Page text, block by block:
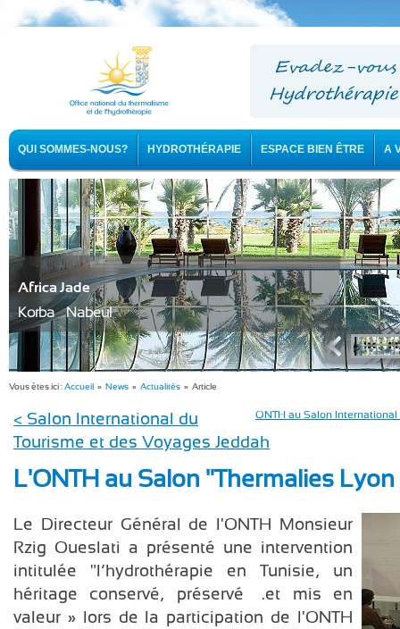
QUI SOMMES-NOUS? HYDROTHÉRAPIE ESPACE BIEN ÊTRE A
Africa Jade
Korba - Nabeul
Vous êtes ici :Accueil » News » Actualités » Article
ONTH au Salon
< Salon International du
Tourisme et des Voyages Jeddah
L'ONTH au Salon "Thermalies Lyon
Le Directeur Général de l'ONTH Monsieur
Rzig Oueslati a présenté une intervention
intitulée "l’hydrothérapie en Tunisie, un
héritage conservé, préservé ….et mis en
valeur » lors de la participation de l'ONTH